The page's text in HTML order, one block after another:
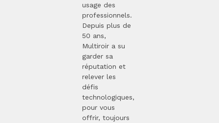
usage des
professionnels.
Depuis plus de
50 ans,
Multiroir a su
garder sa
réputation et
relever les
défis
technologiques,
pour vous
offrir, toujours